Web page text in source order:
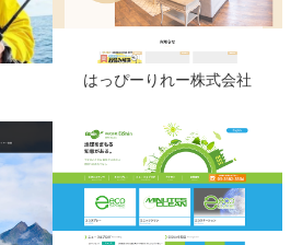
はっぴーりれー株式会社